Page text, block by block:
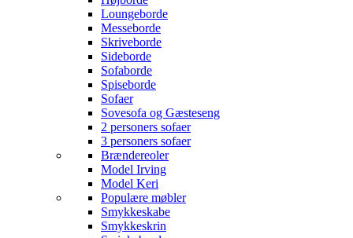
Loungeborde
Messeborde
Skriveborde
Sideborde
Sofaborde
Spiseborde
Sofaer
Sovesofa og Gæsteseng
2 personers sofaer
3 personers sofaer
Brændereoler
Model Irving
Model Keri
Populære møbler
Smykkeskabe
Smykkeskrin